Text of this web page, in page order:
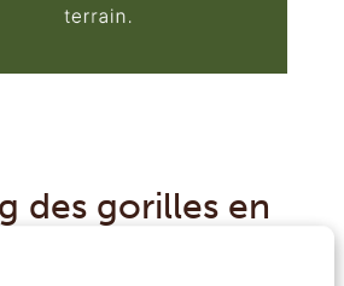
des gorilles en
saison : les